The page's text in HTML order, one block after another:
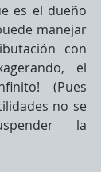
es el dueño
manejar
con
el
(Pues
no se
la